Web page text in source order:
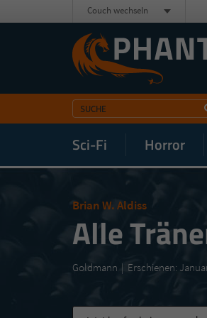
Sci-Fi Horror
Couch wechseln
Brian W. Aldiss
Alle
Goldmann Erschienen: